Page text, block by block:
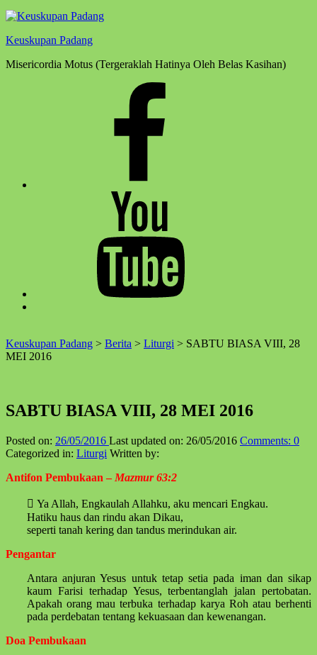
Keuskupan Padang
Misericordia Motus (Tergeraklah Hatinya Oleh Belas Kasihan)
↑
Keuskupan Padang > Berita > Liturgi > SABTU BIASA VIII, 28
MEI 2016
SABTU BIASA VIII, 28 MEI 2016
Posted on: 26/05/2016 Last updated on: 26/05/2016 Comments: 0
Categorized in: Liturgi Written by:
Antifon Pembukaan – Mazmur 63:2
 Ya Allah, Engkaulah Allahku, aku mencari Engkau.
Hatiku haus dan rindu akan Dikau,
seperti tanah kering dan tandus merindukan air.
Pengantar
Antara anjuran Yesus untuk tetap setia pada iman dan sikap
kaum Farisi terhadap Yesus, terbentanglah jalan pertobatan.
Apakah orang mau terbuka terhadap karya Roh atau berhenti
pada perdebatan tentang kekuasaan dan kewenangan.
Doa Pembukaan